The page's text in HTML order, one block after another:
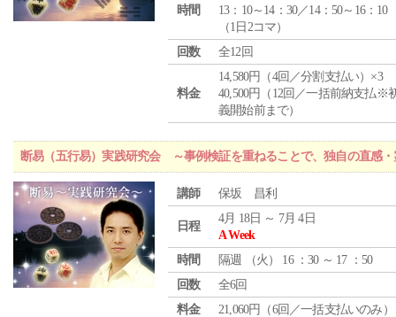
時間
13：10～14：30／14：50～16：10
（1日2コマ）
回数
全12回
料金
14,580円（4回／分割支払い）×3
40,500円（12回／一括前納支払※
義開始前まで）
断易（五行易）実践研究会 ～事例検証を重ねることで、独自の直感
講師 保坂 昌利
日程
4月 18日 ～ 7月 4日
A Week
時間
隔週 （火 ） 16 ：30 ～ 17 ：50
回数
全6回
料金
21,060円（6回／一括支払いのみ）